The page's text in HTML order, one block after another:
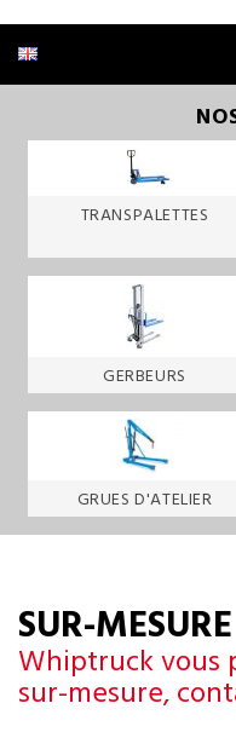
TRANSPALETTES
GERBEURS
GRUES D'ATELIER
SUR-MESURE
Whiptruck vous
sur-mesure,